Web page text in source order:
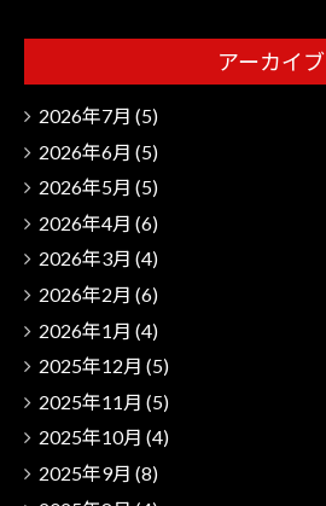
アーカイブ
2026年7月 (5)
2026年6月 (5)
2026年5月 (5)
2026年4月 (6)
2026年3月 (4)
2026年2月 (6)
2026年1月 (4)
2025年12月 (5)
2025年11月 (5)
2025年10月 (4)
2025年9月 (8)